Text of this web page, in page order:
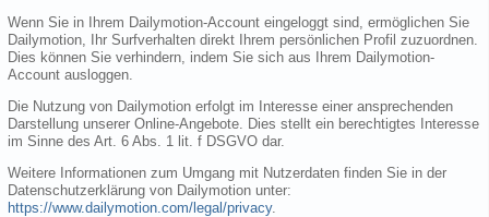
Wenn Sie in Ihrem Dailymotion-Account eingeloggt sind, ermöglichen Sie
Dailymotion, Ihr Surfverhalten direkt Ihrem persönlichen Profil zuzuordnen.
Dies können Sie verhindern, indem Sie sich aus Ihrem Dailymotion-
Account ausloggen.
Die Nutzung von Dailymotion erfolgt im Interesse einer ansprechenden
Darstellung unserer Online-Angebote. Dies stellt ein berechtigtes Interesse
im Sinne des Art. 6 Abs. 1 lit. f DSGVO dar.
Weitere Informationen zum Umgang mit Nutzerdaten finden Sie in der
Datenschutzerklärung von Dailymotion unter:
https://www.dailymotion.com/legal/privacy.